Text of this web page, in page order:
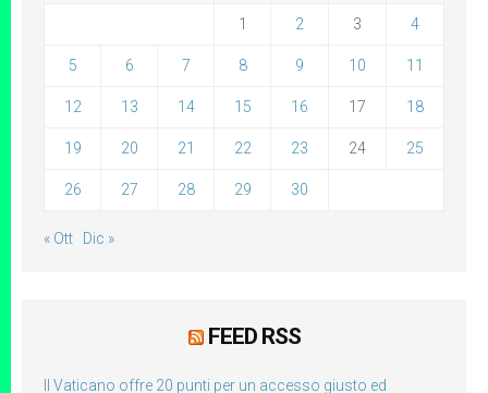
1 2 3 4
5 6 7 8 9 10 11
12 13 14 15 16 17 18
19 20 21 22 23 24 25
26 27 28 29 30
« Ott Dic »
FEED RSS
Il Vaticano offre 20 punti per un accesso giusto ed